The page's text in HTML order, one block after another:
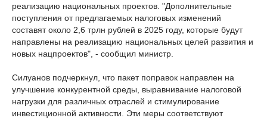
реализацию национальных проектов. "Дополнительные
поступления от предлагаемых налоговых изменений
составят около 2,6 трлн рублей в 2025 году, которые будут
направлены на реализацию национальных целей развития и
новых нацпроектов", - сообщил министр.
Силуанов подчеркнул, что пакет поправок направлен на
улучшение конкурентной среды, выравнивание налоговой
нагрузки для различных отраслей и стимулирование
инвестиционной активности. Эти меры соответствуют